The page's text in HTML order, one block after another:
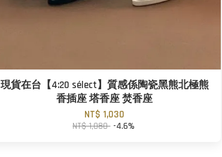
現貨在台【4:20 sélect】質感係陶瓷黑熊北極熊
香插座 塔香座 焚香座
NT$ 1,030
NT$ 1,080 -4.6%